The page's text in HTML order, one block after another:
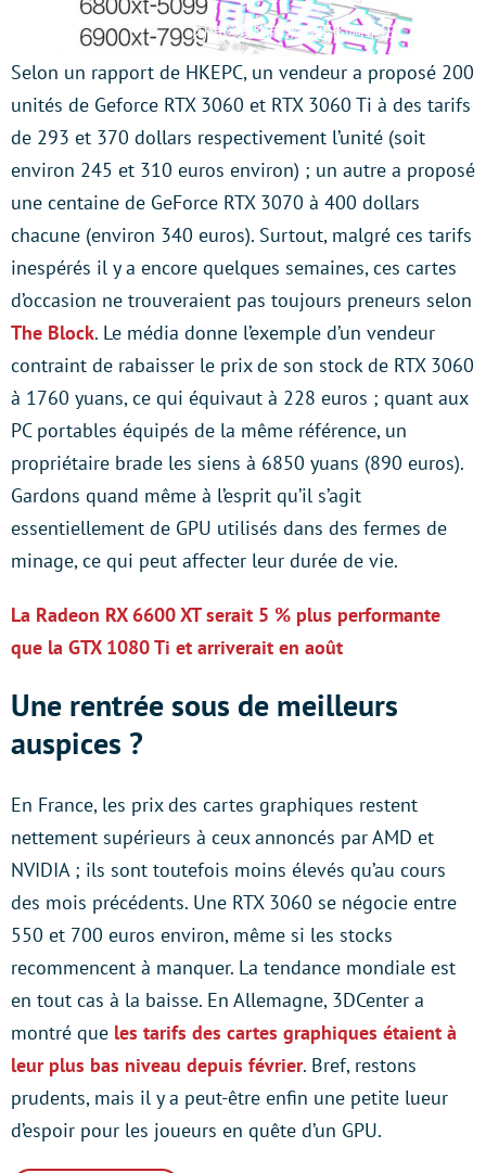
Selon un rapport de HKEPC, un vendeur a proposé 200
unités de Geforce RTX 3060 et RTX 3060 Ti à des tarifs
de 293 et 370 dollars respectivement l’unité (soit
environ 245 et 310 euros environ) ; un autre a proposé
une centaine de GeForce RTX 3070 à 400 dollars
chacune (environ 340 euros). Surtout, malgré ces tarifs
inespérés il y a encore quelques semaines, ces cartes
d’occasion ne trouveraient pas toujours preneurs selon
The Block. Le média donne l’exemple d’un vendeur
contraint de rabaisser le prix de son stock de RTX 3060
à 1760 yuans, ce qui équivaut à 228 euros ; quant aux
PC portables équipés de la même référence, un
propriétaire brade les siens à 6850 yuans (890 euros).
Gardons quand même à l’esprit qu’il s’agit
essentiellement de GPU utilisés dans des fermes de
minage, ce qui peut affecter leur durée de vie.
La Radeon RX 6600 XT serait 5 % plus performante
que la GTX 1080 Ti et arriverait en août
Une rentrée sous de meilleurs
auspices ?
En France, les prix des cartes graphiques restent
nettement supérieurs à ceux annoncés par AMD et
NVIDIA ; ils sont toutefois moins élevés qu’au cours
des mois précédents. Une RTX 3060 se négocie entre
550 et 700 euros environ, même si les stocks
recommencent à manquer. La tendance mondiale est
en tout cas à la baisse. En Allemagne, 3DCenter a
montré que les tarifs des cartes graphiques étaient à
leur plus bas niveau depuis février. Bref, restons
prudents, mais il y a peut-être enfin une petite lueur
d’espoir pour les joueurs en quête d’un GPU.